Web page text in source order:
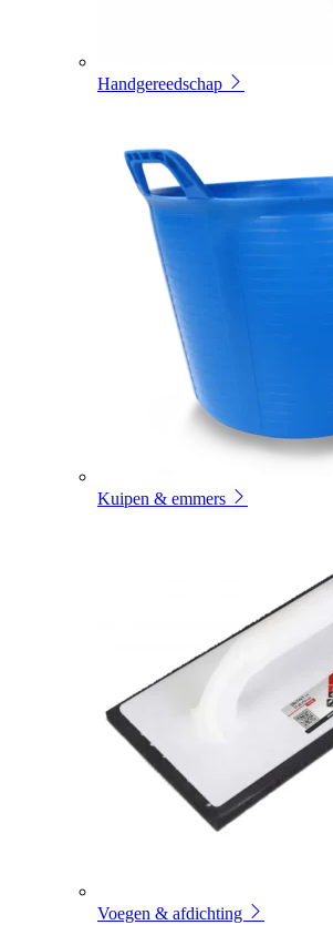
Handgereedschap
Kuipen & emmers
Voegen & afdichting